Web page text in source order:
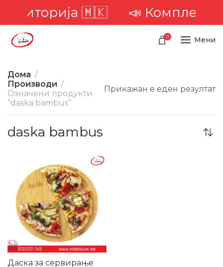
територија 🇲🇰 📣
0 Мени
Дома
Производи
Означени продукти
“daska bambus”
Прикажан е еден резултат
daska bambus
Даска за сервирање